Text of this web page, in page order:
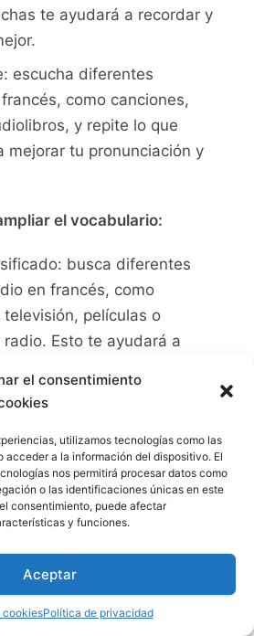
el consentimiento
utilizamos tecnologías como las
acceder a la información del dispositivo. El
nos permitirá procesar datos como
o las identificaciones únicas en este
consentimiento, puede afectar
y funciones.
Aceptar
cookiesPolítica de privacidad
‍te ayudará a⁢ recordar ⁣y⁤
escucha diferentes
⁤como canciones,‍
⁣y⁤ repite lo que
mejorar tu pronunciación y
el vocabulario:
busca diferentes
en francés, como⁢
​películas​ o
Esto te ⁤ayudará ​a
de aplicaciones y
ofrecen ejercicios de⁤ escucha
te permitirá ampliar tu
forma​ interactiva.
‌un compañero de estudio o
te ayudará‍ a mejorar tus